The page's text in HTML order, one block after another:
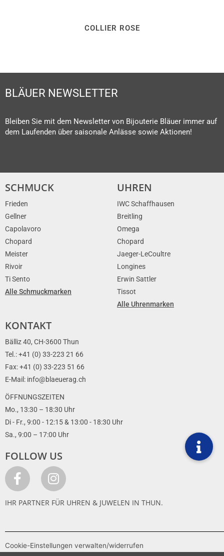
COLLIER ROSE
BLÄUER NEWSLETTER
Bleiben Sie mit dem Newsletter von Bijouterie Bläuer immer auf
dem Laufenden über saisonale Anlässe sowie Aktionen!
SCHMUCK
Frieden
Gellner
Capolavoro
Chopard
Meister
Rivoir
Ti Sento
Alle Schmuckmarken
UHREN
IWC Schaffhausen
Breitling
Omega
Chopard
Jaeger-LeCoultre
Longines
Erwin Sattler
Tissot
Alle Uhrenmarken
KONTAKT
Bälliz 40, CH-3600 Thun
Tel.: +41 (0) 33-223 21 66
Fax: +41 (0) 33-223 51 66
E-Mail: info@blaeuerag.ch
ÖFFNUNGSZEITEN
Mo., 13:30 – 18:30 Uhr
Di - Fr., 9:00 - 12:15 & 13:00 - 18:30 Uhr
Sa., 9:00 – 17:00 Uhr
FOLLOW US
IHR PARTNER FÜR UHREN & JUWELEN IN THUN.
Cookie-Einstellungen verwalten/widerrufen